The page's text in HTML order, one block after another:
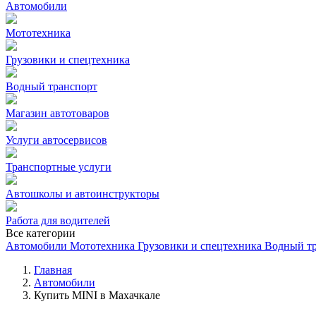
Автомобили
Мототехника
Грузовики и спецтехника
Водный транспорт
Магазин автотоваров
Услуги автосервисов
Транспортные услуги
Автошколы и автоинструкторы
Работа для водителей
Все категории
Автомобили Мототехника Грузовики и спецтехника Водный
Главная
Автомобили
Купить MINI в Махачкале